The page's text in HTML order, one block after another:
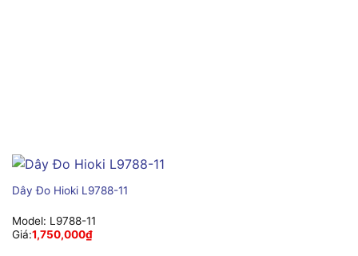
Dây Đo Hioki L9788-11
Model: L9788-11
Giá:1,750,000₫